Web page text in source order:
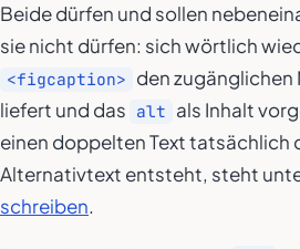
Beide dürfen und sollen
sie nicht dürfen: sich wörtlich
<figcaption> den zugänglichen
liefert und das alt als Inhalt
einen doppelten Text tatsächlich
Alternativtext entsteht, steht
schreiben.